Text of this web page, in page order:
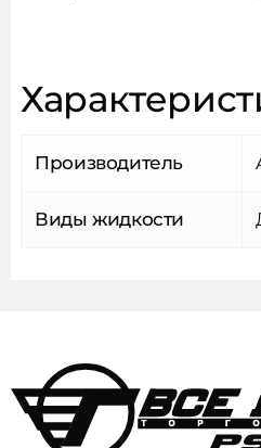
Производитель
Виды жидкости
Сообщить о
Отправляя форму, вы